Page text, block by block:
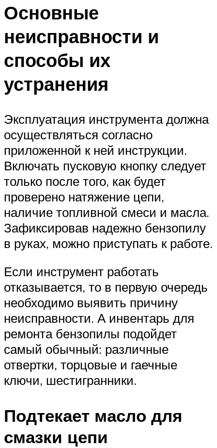
Основные
неисправности и
способы их
устранения
Эксплуатация инструмента должна
осуществляться согласно
приложенной к ней инструкции.
Включать пусковую кнопку следует
только после того, как будет
проверено натяжение цепи,
наличие топливной смеси и масла.
Зафиксировав надежно бензопилу
в руках, можно приступать к работе.
Если инструмент работать
отказывается, то в первую очередь
необходимо выявить причину
неисправности. А инвентарь для
ремонта бензопилы подойдет
самый обычный: различные
отвертки, торцовые и гаечные
ключи, шестигранники.
Подтекает масло для
смазки цепи